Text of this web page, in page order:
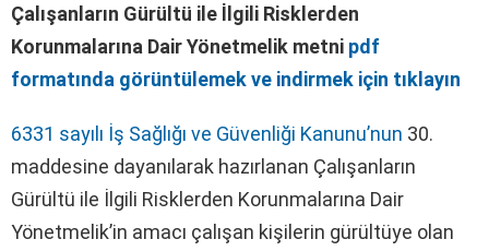
Çalışanların Gürültü ile İlgili Risklerden
Korunmalarına Dair Yönetmelik metni pdf
formatında görüntülemek ve indirmek için tıklayın
6331 sayılı İş Sağlığı ve Güvenliği Kanunu’nun 30.
maddesine dayanılarak hazırlanan Çalışanların
Gürültü ile İlgili Risklerden Korunmalarına Dair
Yönetmelik’in amacı çalışan kişilerin gürültüye olan